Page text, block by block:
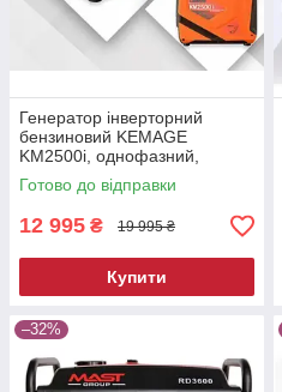
Генератор інверторний
бензиновий KEMAGE
KM2500i, однофазний,
максимальною потужністю
1800 Вт
Готово до відправки
12 995 ₴ 19 995 ₴
Купити
–32%